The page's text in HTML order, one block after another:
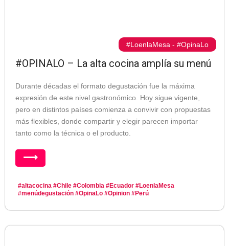
#LoenlaMesa - #OpinaLo
#OPINALO – La alta cocina amplía su menú
Durante décadas el formato degustación fue la máxima
expresión de este nivel gastronómico. Hoy sigue vigente,
pero en distintos países comienza a convivir con propuestas
más flexibles, donde compartir y elegir parecen importar
tanto como la técnica o el producto.
⟶
#altacocina #Chile #Colombia #Ecuador #LoenlaMesa
#menúdegustación #OpinaLo #Opinion #Perú